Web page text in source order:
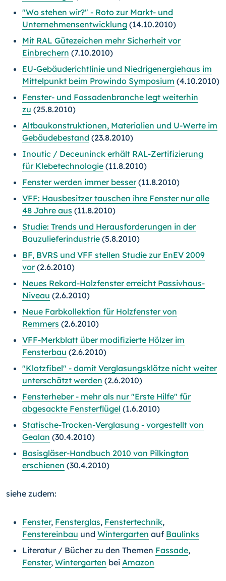
"Wo stehen wir?" - Roto zur Markt- und
Unternehmensentwicklung (14.10.2010)
Mit RAL Gütezeichen mehr Sicherheit vor
Einbrechern (7.10.2010)
EU-Gebäuderichtlinie und Niedrigenergiehaus im
Mittelpunkt beim Prowindo Symposium (4.10.2010)
Fenster- und Fassadenbranche legt weiterhin
zu (25.8.2010)
Altbaukonstruktionen, Materialien und U-Werte im
Gebäudebestand (23.8.2010)
Inoutic / Deceuninck erhält RAL-Zertifizierung
für Klebetechnologie (11.8.2010)
Fenster werden immer besser(11.8.2010)
VFF: Hausbesitzer tauschen ihre Fenster nur alle
48 Jahre aus (11.8.2010)
Studie: Trends und Herausforderungen in der
Bauzulieferindustrie (5.8.2010)
BF, BVRS und VFF stellen Studie zur EnEV 2009
vor(2.6.2010)
Neues Rekord-Holzfenster erreicht Passivhaus-
Niveau (2.6.2010)
Neue Farbkollektion für Holzfenster von
Remmers (2.6.2010)
VFF-Merkblatt über modifizierte Hölzer im
Fensterbau (2.6.2010)
"Klotzfibel" - damit Verglasungsklötze nicht weiter
unterschätzt werden (2.6.2010)
Fensterheber - mehr als nur "Erste Hilfe" für
abgesackte Fensterflügel (1.6.2010)
Statische-Trocken-Verglasung - vorgestellt von
Gealan (30.4.2010)
Basisgläser-Handbuch 2010 von Pilkington
erschienen (30.4.2010)
siehe zudem:
Fenster, Fensterglas, Fenstertechnik,
Fenstereinbau und Wintergarten auf Baulinks
Literatur / Bücher zu den Themen Fassade,
Fenster, Wintergarten bei Amazon